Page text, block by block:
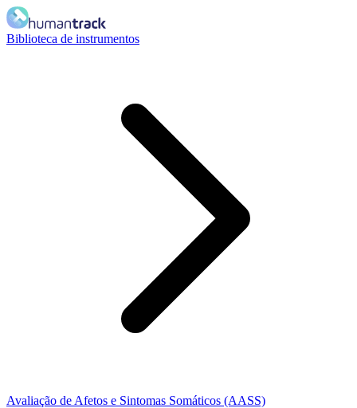
Biblioteca de instrumentos
Avaliação de Afetos e Sintomas Somáticos (AASS)